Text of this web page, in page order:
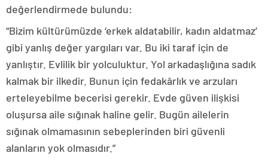
değerlendirmede bulundu:
“Bizim kültürümüzde ‘erkek aldatabilir, kadın aldatmaz’
gibi yanlış değer yargıları var. Bu iki taraf için de
yanlıştır. Evlilik bir yolculuktur. Yol arkadaşlığına sadık
kalmak bir ilkedir. Bunun için fedakârlık ve arzuları
erteleyebilme becerisi gerekir. Evde güven ilişkisi
oluşursa aile sığınak haline gelir. Bugün ailelerin
sığınak olmamasının sebeplerinden biri güvenli
alanların yok olmasıdır.”